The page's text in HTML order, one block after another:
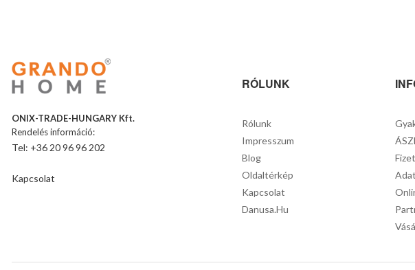
ONIX-TRADE-HUNGARY Kft.
Rendelés információ:
Tel: +36 20 96 96 202
Kapcsolat
RÓLUNK
Rólunk
Impresszum
Blog
Oldaltérkép
Kapcsolat
Danusa.hu